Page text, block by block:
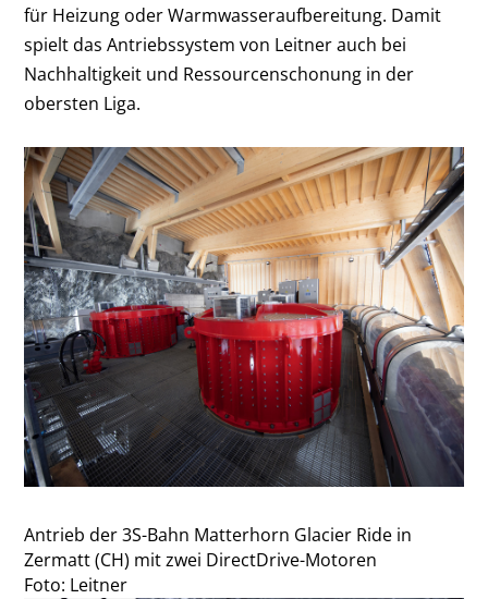
für Heizung oder Warmwasseraufbereitung. Damit
spielt das Antriebssystem von Leitner auch bei
Nachhaltigkeit und Ressourcenschonung in der
obersten Liga.
Antrieb der 3S-Bahn Matterhorn Glacier Ride in
Zermatt (CH) mit zwei DirectDrive-Motoren
Foto: Leitner